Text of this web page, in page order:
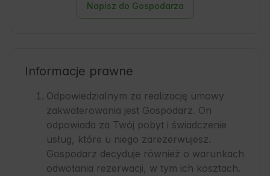
Napisz do Gospodarza
Informacje prawne
Odpowiedzialnym za realizację umowy
zakwaterowania jest Gospodarz. On
odpowiada za Twój pobyt i świadczenie
usług, które u niego zarezerwujesz.
Gospodarz decyduje również o warunkach
odwołania rezerwacji, w tym ich kosztach.